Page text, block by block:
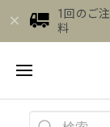
1回のご
料